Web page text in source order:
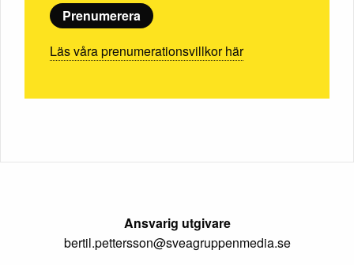
Prenumerera
Läs våra prenumerationsvillkor här
Ansvarig utgivare
bertil.pettersson@sveagruppenmedia.se